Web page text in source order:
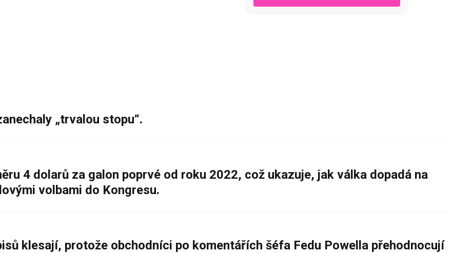
„trvalou stopu“.
4 dolarů za galon poprvé od roku 2022, což ukazuje, jak válka dopadá na
volbami do Kongresu.
klesají, protože obchodníci po komentářích šéfa Fedu Powella přehodnocují